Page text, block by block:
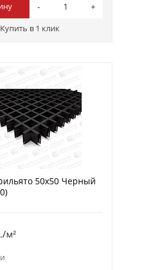
Купить в 1 клик
50х50 Черный
м²